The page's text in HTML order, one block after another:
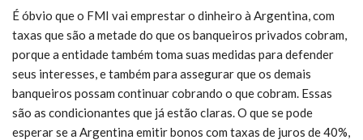
É óbvio que o FMI vai emprestar o dinheiro à Argentina, com
taxas que são a metade do que os banqueiros privados cobram,
porque a entidade também toma suas medidas para defender
seus interesses, e também para assegurar que os demais
banqueiros possam continuar cobrando o que cobram. Essas
são as condicionantes que já estão claras. O que se pode
esperar se a Argentina emitir bonos com taxas de juros de 40%,